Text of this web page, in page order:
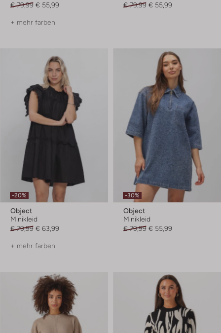
€ 79,99 € 55,99
+ mehr farben
€ 79,99 € 55,99
-20%
Object
Minikleid
€ 79,99 € 63,99
+ mehr farben
-30%
Object
Minikleid
€ 79,99 € 55,99